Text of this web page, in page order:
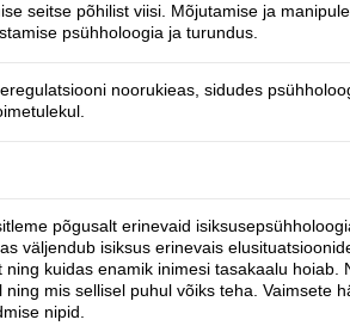
seitse põhilist viisi. Mõjutamise ja
psühholoogia ja turundus.
noorukieas, sidudes
põgusalt erinevaid
väljendub isiksus erinevais
kuidas enamik inimesi tasakaalu hoiab.
mis sellisel puhul võiks teha. Vaimsete
nipid.